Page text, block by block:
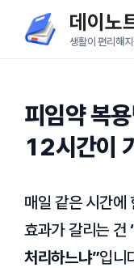
츠
데이노
생활이 편리해
피임약 복
12시간이
매일 같은 시간에
효과가 갈리는 건
처리하느냐”입니